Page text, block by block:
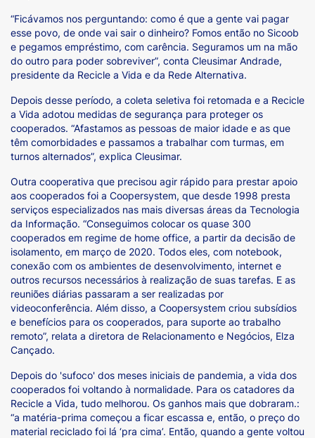
“Ficávamos nos perguntando: como é que a gente vai pagar
esse povo, de onde vai sair o dinheiro? Fomos então no Sicoob
e pegamos empréstimo, com carência. Seguramos um na mão
do outro para poder sobreviver”, conta Cleusimar Andrade,
presidente da Recicle a Vida e da Rede Alternativa.
Depois desse período, a coleta seletiva foi retomada e a Recicle
a Vida adotou medidas de segurança para proteger os
cooperados. “Afastamos as pessoas de maior idade e as que
têm comorbidades e passamos a trabalhar com turmas, em
turnos alternados”, explica Cleusimar.
Outra cooperativa que precisou agir rápido para prestar apoio
aos cooperados foi a Coopersystem, que desde 1998 presta
serviços especializados nas mais diversas áreas da Tecnologia
da Informação. “Conseguimos colocar os quase 300
cooperados em regime de home office, a partir da decisão de
isolamento, em março de 2020. Todos eles, com notebook,
conexão com os ambientes de desenvolvimento, internet e
outros recursos necessários à realização de suas tarefas. E as
reuniões diárias passaram a ser realizadas por
videoconferência. Além disso, a Coopersystem criou subsídios
e benefícios para os cooperados, para suporte ao trabalho
remoto”, relata a diretora de Relacionamento e Negócios, Elza
Cançado.
Depois do 'sufoco' dos meses iniciais de pandemia, a vida dos
cooperados foi voltando à normalidade. Para os catadores da
Recicle a Vida, tudo melhorou. Os ganhos mais que dobraram.:
“a matéria-prima começou a ficar escassa e, então, o preço do
material reciclado foi lá ‘pra cima’. Então, quando a gente voltou